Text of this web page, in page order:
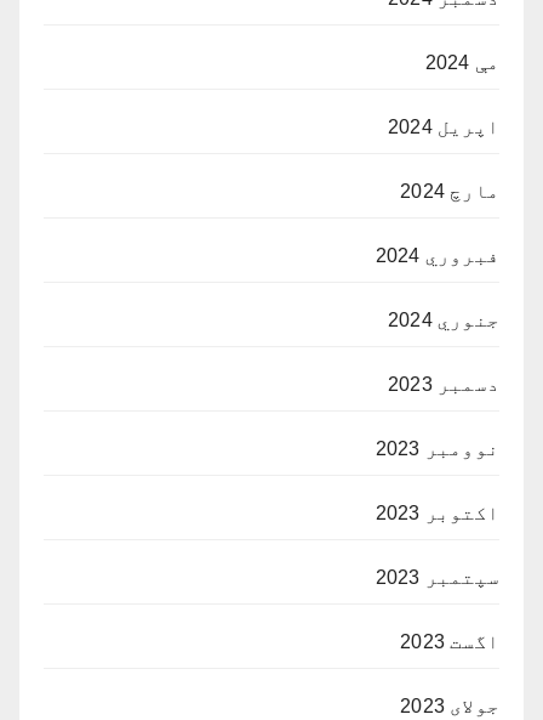
مې 2024
اپریل 2024
مارچ 2024
فبروري 2024
جنوري 2024
دسمبر 2023
نوومبر 2023
اکتوبر 2023
سپتمبر 2023
اگست 2023
جولای 2023